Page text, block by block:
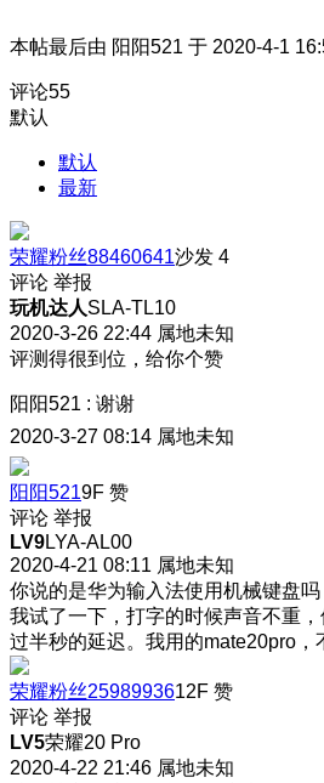
本帖最后由 阳阳521 于 2020-4-1
评论55
默认
默认
最新
荣耀粉丝88460641沙发 4
评论 举报
玩机达人SLA-TL10
2020-3-26 22:44 属地未知
评测得很到位，给你个赞
阳阳521 : 谢谢
2020-3-27 08:14 属地未知
阳阳5219F 赞
评论 举报
LV9LYA-AL00
2020-4-21 08:11 属地未知
你说的是华为输入法使用机械键盘吗
我试了一下，打字的时候声音不重
过半秒的延迟。我用的mate20pro
荣耀粉丝2598993612F 赞
评论 举报
LV5荣耀20 Pro
2020-4-22 21:46 属地未知